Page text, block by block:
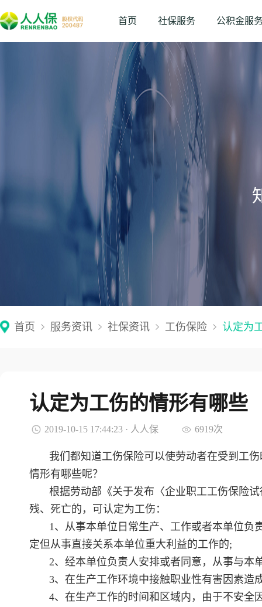
首页 社保服务 公积金服
首页 服务资讯 社保资讯 工伤保险 认定为
认定为工伤的情形有哪些
2019-10-15 17:44:23 · 人人保 6919次
我们都知道工伤保险可以使劳动者在受到工
情形有哪些呢？
根据劳动部《关于发布〈企业职工工伤保险
残、死亡的，可认定为工伤：
1、从事本单位日常生产、工作或者本单位
定但从事直接关系本单位重大利益的工作的;
2、经本单位负责人安排或者同意，从事与本
3、在生产工作环境中接触职业性有害因素造
4、在生产工作的时间和区域内，由于不安全